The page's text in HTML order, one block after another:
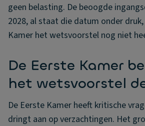
geen belasting. De beoogde
2028, al staat die datum onder
Kamer het wetsvoorstel nog niet
De Eerste Kamer
het wetsvoorstel
De Eerste Kamer heeft kritische
dringt aan op verzachtingen. Het